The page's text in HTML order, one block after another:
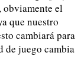
obviamente el
que nuestro
cambiará para
de juego cambia